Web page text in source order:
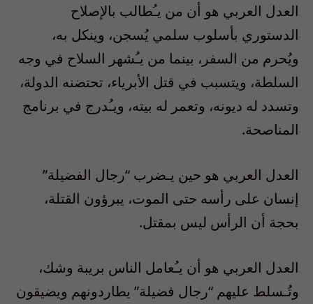
العدل العربي هو أن من يـُطالب بالإصلاح
الدستوري بأسلوب سلمي يُسجن، وينكل به،
ويُحرم من السفر، بينما من يـُشهر السلاح في وجه
السلطة، ويتسبب في قتل الأبرياء، تحتضنه الدولة،
وتسدد له ديونه، وتعمر له بيته، ويـُدرج في برنامج
المناصحة.
العدل العربي هو حين يـضرب “رجال الفضيلة”
إنسان على رأسه حتى الموت، يبرؤون القتلة،
بحجة أن الرأس ليس بمقتل.
العدل العربي هو أن يـُعامل الناس بريبة وشك،
وتُـسلط عليهم “رجال فضيلة” يطاردونهم ويضيقون